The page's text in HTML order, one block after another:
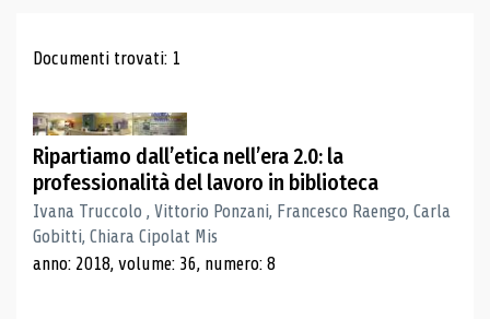
Risultati di ricerca
Documenti trovati: 1
Ripartiamo dall’etica nell’era 2.0: la
professionalità del lavoro in biblioteca
Ivana Truccolo , Vittorio Ponzani, Francesco Raengo, Carla
Gobitti, Chiara Cipolat Mis
anno: 2018, volume: 36, numero: 8